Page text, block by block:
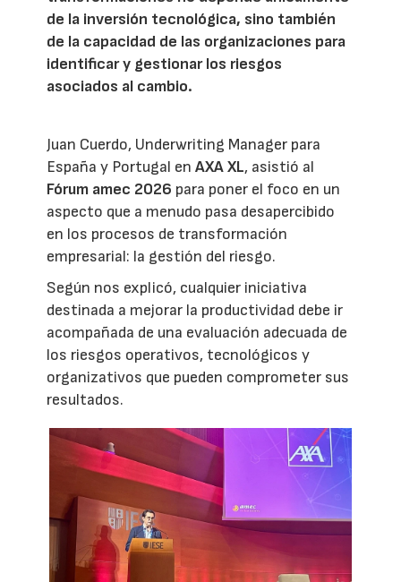
de la inversión tecnológica, sino también
de la capacidad de las organizaciones para
identificar y gestionar los riesgos
asociados al cambio.
Juan Cuerdo, Underwriting Manager para
España y Portugal enAXA XL, asistió al
Fórum amec 2026 para poner el foco en un
aspecto que a menudo pasa desapercibido
en los procesos de transformación
empresarial: la gestión del riesgo.
Según nos explicó, cualquier iniciativa
destinada a mejorar la productividad debe ir
acompañada de una evaluación adecuada de
los riesgos operativos, tecnológicos y
organizativos que pueden comprometer sus
resultados.